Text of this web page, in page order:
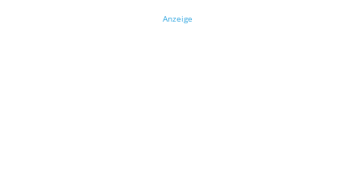
Anzeige